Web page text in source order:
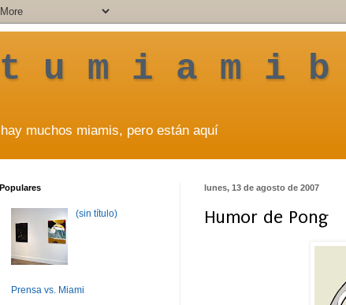
t u m i a m i
hay muchos miamis, pero están aquí
lunes, 13 de agosto de 2007
Humor de Pong
Populares
(sin título)
Prensa vs. Miami